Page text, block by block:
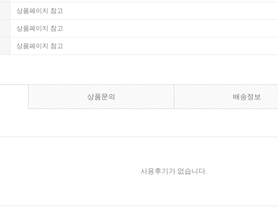
상품페이지 참고
상품페이지 참고
상품페이지 참고
상품문의 배송정보
사용후기가 없습니다.